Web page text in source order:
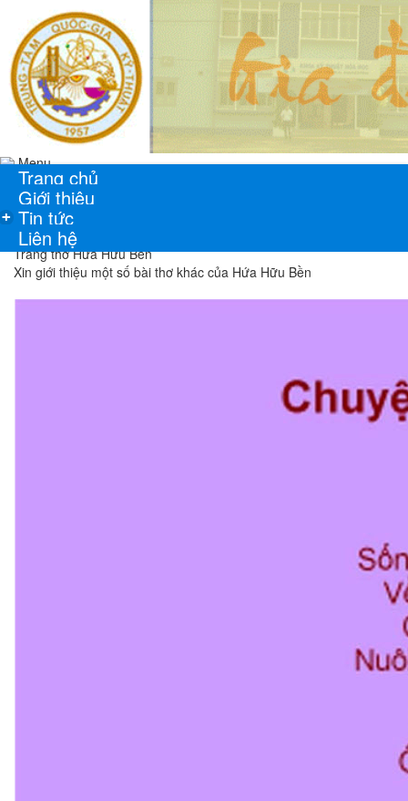
Menu
Trang chủ
Giới thiệu
+ Tin tức
Liên hệ
Trang thơ Hứa Hữu Bền
Xin giới thiệu một số bài thơ khác của Hứa Hữu Bền